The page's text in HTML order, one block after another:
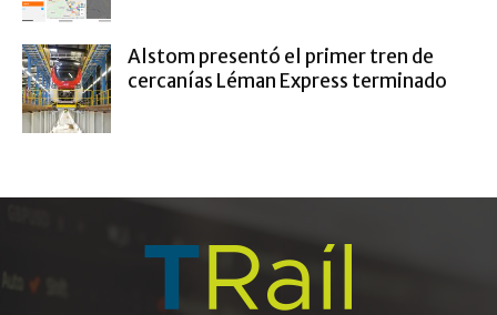
Alstom presentó el primer tren de
cercanías Léman Express terminado